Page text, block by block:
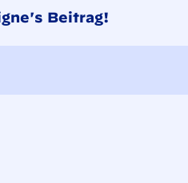
Beitrag!